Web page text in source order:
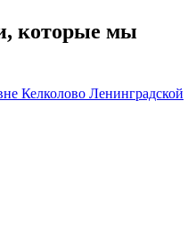
которые мы
Келколово Ленинградской